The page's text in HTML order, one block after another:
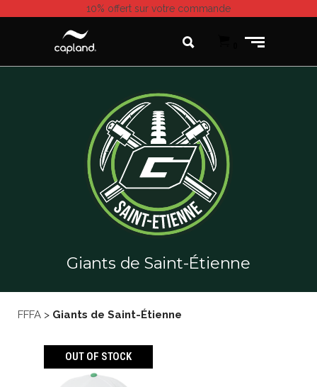
10% offert sur votre commande
Giants de Saint-Étienne
FFFA > Giants de Saint-Étienne
OUT OF STOCK